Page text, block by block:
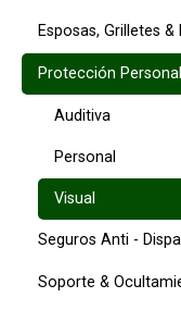
Esposas, Grilletes &
Protección
Auditiva
Personal
Visual
Seguros Anti -
Soporte &